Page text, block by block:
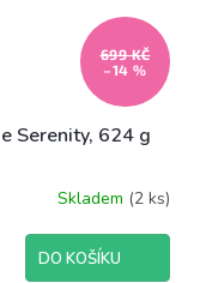
699 KČ
–14 %
Serenity, 624 g
Skladem (2 ks)
DO KOŠÍKU